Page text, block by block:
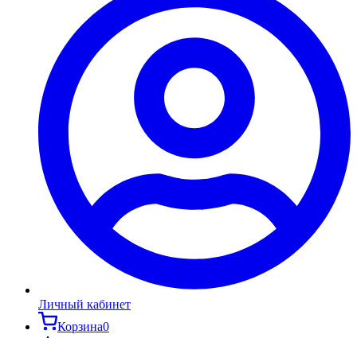
Личный кабинет
Корзина0